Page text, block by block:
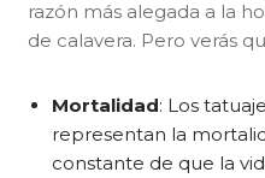
razón más alegada a la
de calavera. Pero verás
Mortalidad: Los
representan la
constante de que la